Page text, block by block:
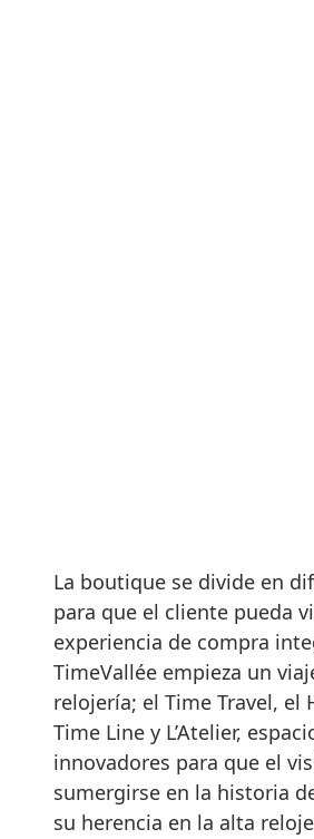
La boutique se divide en
para que el cliente pueda
experiencia de compra
TimeVallée empieza un
relojería; el Time Travel, el
Time Line y L’Atelier,
innovadores para que el
sumergirse en la historia
su herencia en la alta